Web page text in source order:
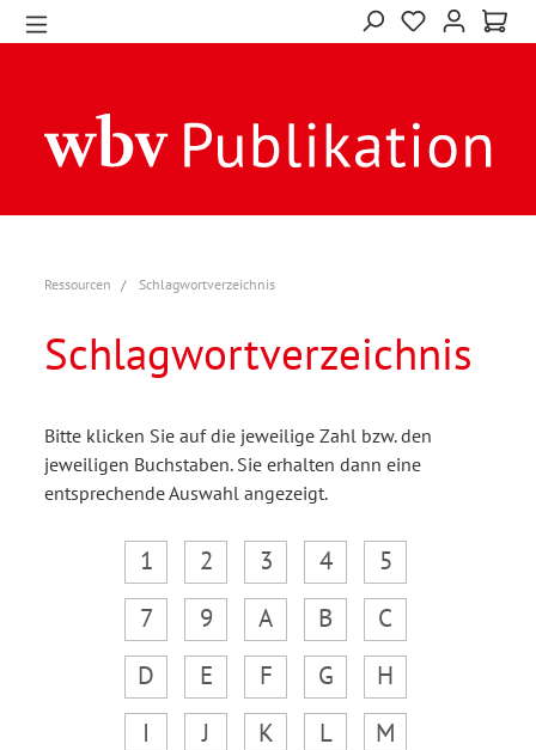
Ressourcen Schlagwortverzeichnis
Schlagwortverzeichnis
Bitte klicken Sie auf die jeweilige Zahl bzw. den
jeweiligen Buchstaben. Sie erhalten dann eine
entsprechende Auswahl angezeigt.
1 2 3 4
5
7
9 A B
C
D
E F G
H
I
J K L
M